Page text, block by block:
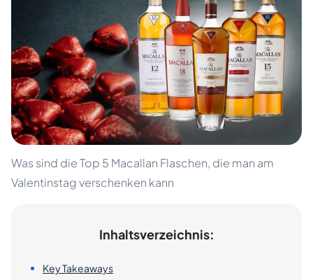
Was sind die Top 5 Macallan Flaschen, die man am
Valentinstag verschenken kann
Inhaltsverzeichnis:
Key Takeaways